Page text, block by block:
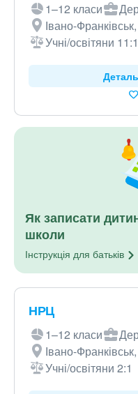
1–12 класи
Івано-
Учні/освітяни 11:1
Як записати
школи
Інструкція для батьків
НРЦ
1–12 класи
Івано-
Учні/освітяни 2:1